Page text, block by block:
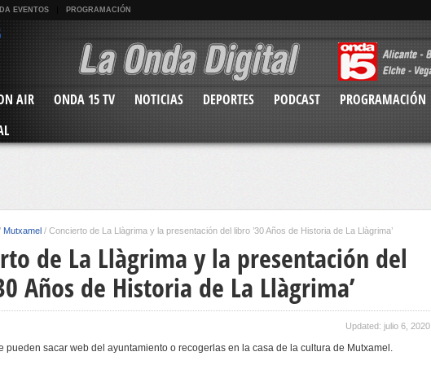
EVENTOS PROGRAMACIÓN
AIR ONDA 15 TV NOTICIAS DEPORTES PODCAST PROGRAMACIÓN
Mutxamel / Concierto de La Llàgrima y la presentación del libro ’30 Años de Historia de La Llàgrima’
de La Llàgrima y la presentación del
Años de Historia de La Llàgrima’
Updated: julio 6, 2020
pueden sacar web del ayuntamiento o recogerlas en la casa de la cultura de Mutxamel.